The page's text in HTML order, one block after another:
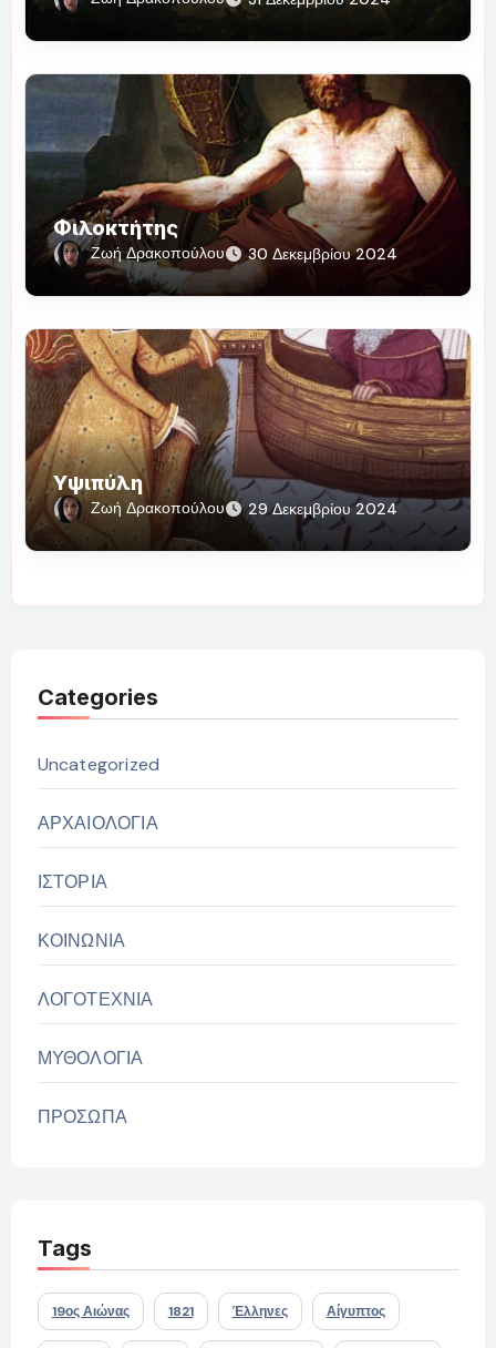
Φιλοκτήτης
Ζωή Δρακοπούλου 30 Δεκεμβρίου 2024
Υψιπύλη
Ζωή Δρακοπούλου 29 Δεκεμβρίου 2024
Categories
Uncategorized
ΑΡΧΑΙΟΛΟΓΙΑ
ΙΣΤΟΡΙΑ
ΚΟΙΝΩΝΙΑ
ΛΟΓΟΤΕΧΝΙΑ
ΜΥΘΟΛΟΓΙΑ
ΠΡΟΣΩΠΑ
Tags
19ος Αιώνας 1821 Έλληνες Αίγυπτος